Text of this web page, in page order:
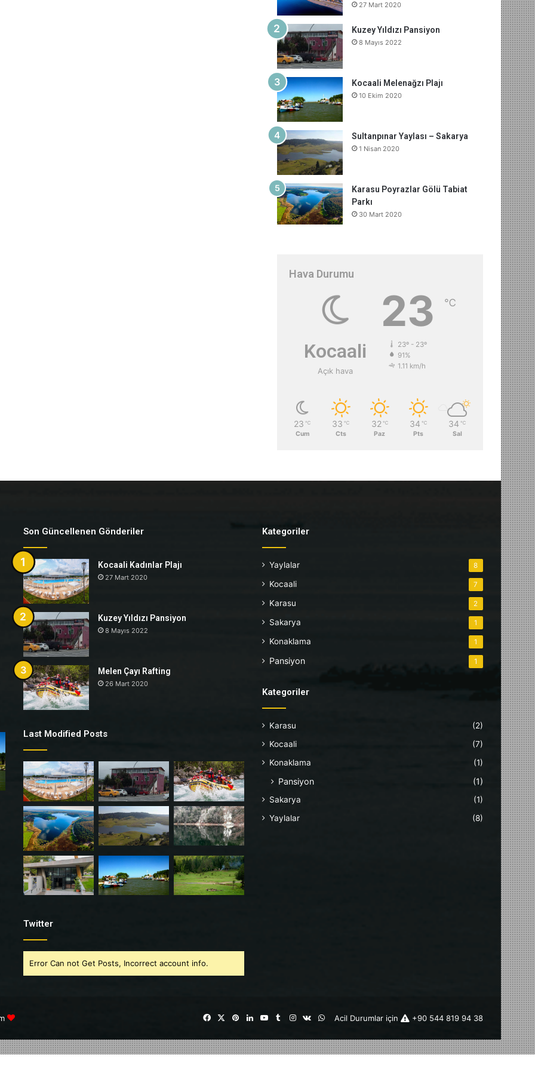
o
k
e
s
I
n
m
A
p
p
27 Mart 2020
Kuzey Yıldızı Pansiyon
8 Mayıs 2022
Kocaali Melenağzı Plajı
10 Ekim 2020
Sultanpınar Yaylası – Sakarya
1 Nisan 2020
Karasu Poyrazlar Gölü Tabiat
Parkı
30 Mart 2020
Hava Durumu
Kocaali
Açık hava
23 ℃
23º - 23º
91%
1.11 km/h
23 ℃
Cum
33 ℃
Cts
32 ℃
Paz
34 ℃
Pts
34 ℃
Sal
Son Güncellenen Gönderiler
Kocaali Kadınlar Plajı
27 Mart 2020
Kuzey Yıldızı Pansiyon
8 Mayıs 2022
Melen Çayı Rafting
26 Mart 2020
Last Modified Posts
Twitter
Error Can not Get Posts, Incorrect account info.
Kategoriler
Yaylalar 8
Kocaali 7
Karasu 2
Sakarya 1
Konaklama 1
Pansiyon 1
Kategoriler
Karasu
(2)
Kocaali
(7)
Konaklama
(1)
Pansiyon (1)
Sakarya
(1)
Yaylalar
(8)
Acil Durumlar için +90 544 819 94 38
FacebookPinterest
LinkedInYouTubeTumblrInstagramvk.com
WhatsApp